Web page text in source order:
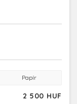
Papír
2 500 HUF